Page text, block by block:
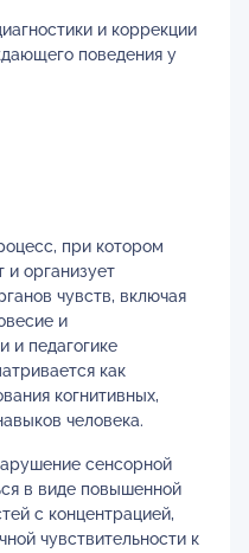
и коррекции
поведения у
при котором
и организует
чувств, включая
и
и педагогике
как
когнитивных,
человека.
сенсорной
в виде повышенной
с концентрацией,
чувствительности к